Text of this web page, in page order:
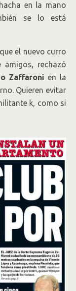
en la mano
se lo está
el nuevo curro
rechazó
Zaffaroni en la
Quieren evitar
k, como si